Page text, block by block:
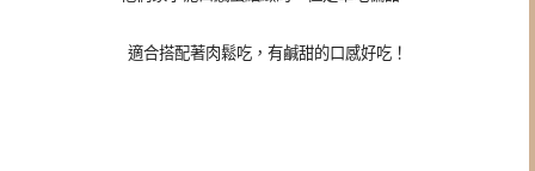
適合搭配著肉鬆吃，有鹹甜的口感好吃！